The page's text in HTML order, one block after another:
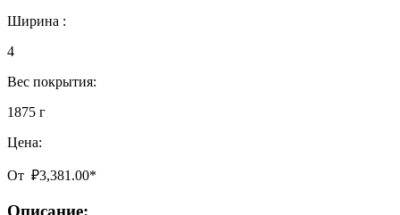
Ширина :
4
Вес покрытия:
1875 г
Цена:
От ₽3,381.00*
Описание: